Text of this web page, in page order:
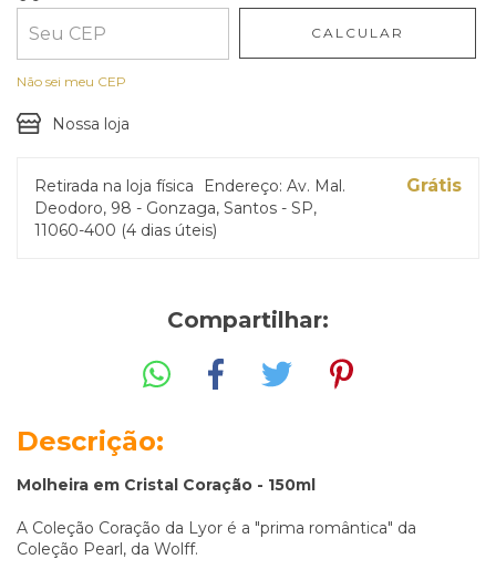
CALCULAR
Não sei meu CEP
Nossa loja
Retirada na loja física
Endereço: Av. Mal.
Deodoro, 98 - Gonzaga, Santos - SP,
11060-400 (4 dias úteis)
Grátis
Compartilhar:
Descrição:
Molheira em Cristal Coração - 150ml
A Coleção Coração da Lyor é a "prima romântica" da
Coleção Pearl, da Wolff.